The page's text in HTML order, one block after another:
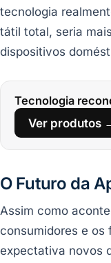
tecnologia
tátil total, seria
dispositivos
Tecnologia
Ver produtos
O Futuro da
Assim como
consumidores e os
expectativa novos